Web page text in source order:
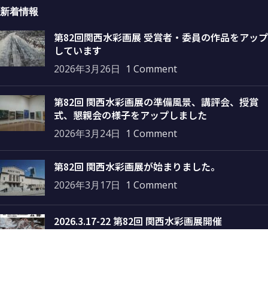
新着情報
第82回関西水彩画展 受賞者・委員の作品をアップ
しています
2026年3月26日 1 Comment
第82回 関西水彩画展の準備風景、講評会、授賞
式、懇親会の様子をアップしました
2026年3月24日 1 Comment
第82回 関西水彩画展が始まりました。
2026年3月17日 1 Comment
2026.3.17-22 第82回 関西水彩画展開催